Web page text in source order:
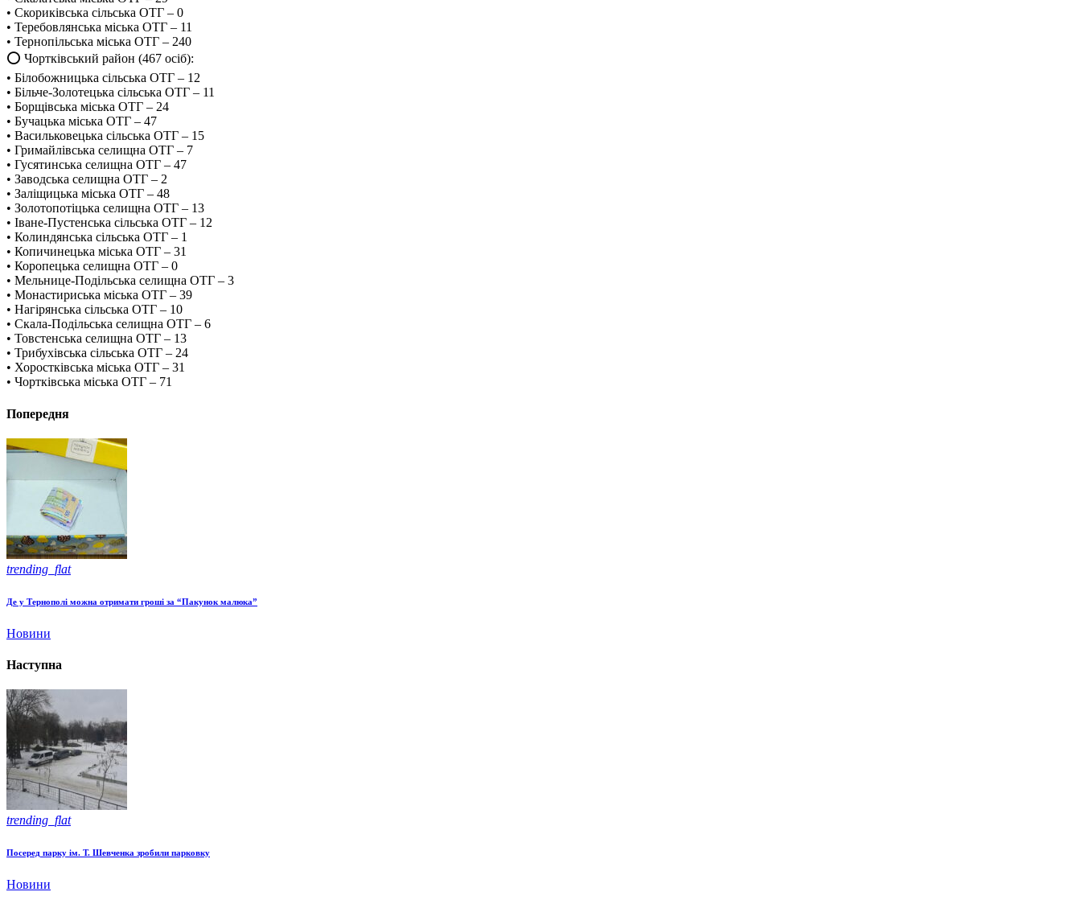
• Скориківська сільська ОТГ – 0
• Теребовлянська міська ОТГ – 11
• Тернопільська міська ОТГ – 240
⭕️ Чортківський район (467 осіб):
• Білобожницька сільська ОТГ – 12
• Більче-Золотецька сільська ОТГ – 11
• Борщівська міська ОТГ – 24
• Бучацька міська ОТГ – 47
• Васильковецька сільська ОТГ – 15
• Гримайлівська селищна ОТГ – 7
• Гусятинська селищна ОТГ – 47
• Заводська селищна ОТГ – 2
• Заліщицька міська ОТГ – 48
• Золотопотіцька селищна ОТГ – 13
• Іване-Пустенська сільська ОТГ – 12
• Колиндянська сільська ОТГ – 1
• Копичинецька міська ОТГ – 31
• Коропецька селищна ОТГ – 0
• Мельнице-Подільська селищна ОТГ – 3
• Монастириська міська ОТГ – 39
• Нагірянська сільська ОТГ – 10
• Скала-Подільська селищна ОТГ – 6
• Товстенська селищна ОТГ – 13
• Трибухівська сільська ОТГ – 24
• Хоростківська міська ОТГ – 31
• Чортківська міська ОТГ – 71
Попередня
trending_flat
Де у Тернополі можна отримати гроші за “Пакунок малюка”
Новини
Наступна
trending_flat
Посеред парку ім. Т. Шевченка зробили парковку
Новини